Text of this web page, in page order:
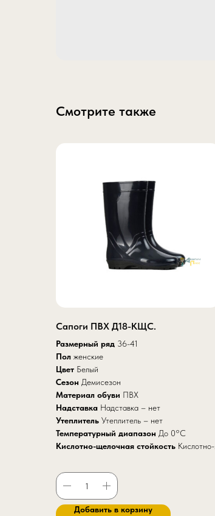
Смотрите также
Сапоги ПВХ Д18-КЩС.
Размерный ряд 36-41
Пол женские
Цвет Белый
Сезон Демисезон
Материал обуви ПВХ
Надставка Надставка – нет
Утеплитель Утеплитель – нет
Температурный диапазон До 0°C
Кислотно-щелочная стойкость Кислотно-
Добавить в корзину